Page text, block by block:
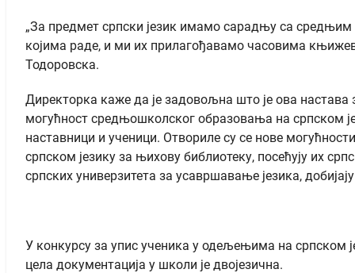
„За предмет српски језик имамо сарадњу са
којима раде, и ми их прилагођавамо часовима
Тодоровска.
Директорка каже да је задовољна што је ова настава
могућност средњошколског образовања на српском
наставници и ученици. Отвориле су се нове
српском језику за њихову библиотеку, посећују их
српских универзитета за усавршавање језика,
У конкурсу за упис ученика у одељењима на српском
цела документација у школи је двојезична.